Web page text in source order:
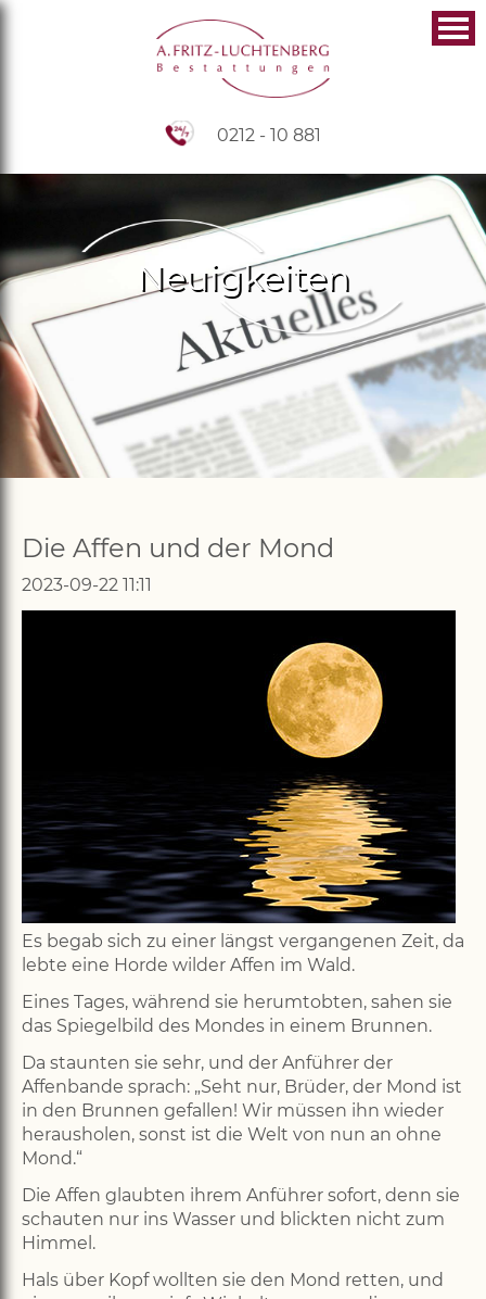
0212 - 10 881
Neuigkeiten
Die Affen und der Mond
2023-09-22 11:11
Es begab sich zu einer längst vergangenen Zeit, da
lebte eine Horde wilder Affen im Wald.
Eines Tages, während sie herumtobten, sahen sie
das Spiegelbild des Mondes in einem Brunnen.
Da staunten sie sehr, und der Anführer der
Affenbande sprach: „Seht nur, Brüder, der Mond ist
in den Brunnen gefallen! Wir müssen ihn wieder
herausholen, sonst ist die Welt von nun an ohne
Mond.“
Die Affen glaubten ihrem Anführer sofort, denn sie
schauten nur ins Wasser und blickten nicht zum
Himmel.
Hals über Kopf wollten sie den Mond retten, und